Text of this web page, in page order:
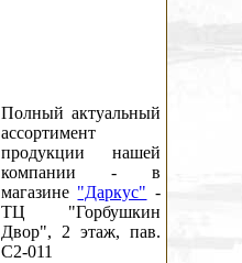
Полный актуальный
ассортимент
продукции нашей
компании - в
магазине "Даркус" -
ТЦ "Горбушкин
Двор", 2 этаж, пав.
C2-011